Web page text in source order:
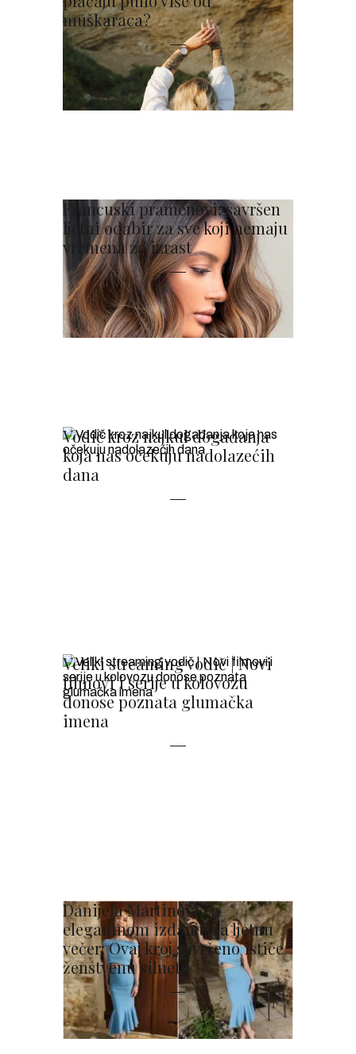
muškaraca?
Francuski pramenovi: savršen
ljetni odabir za sve koji nemaju
vremena za izrast
Vodič kroz najkul događanja
koja nas očekuju nadolazećih
dana
Veliki streaming vodič | Novi
filmovi i serije u kolovozu
donose poznata glumačka
imena
Danijela Martinović u
elegantnom izdanju za ljetnu
večer: Ovaj kroj savršeno ističe
ženstvenu siluetu